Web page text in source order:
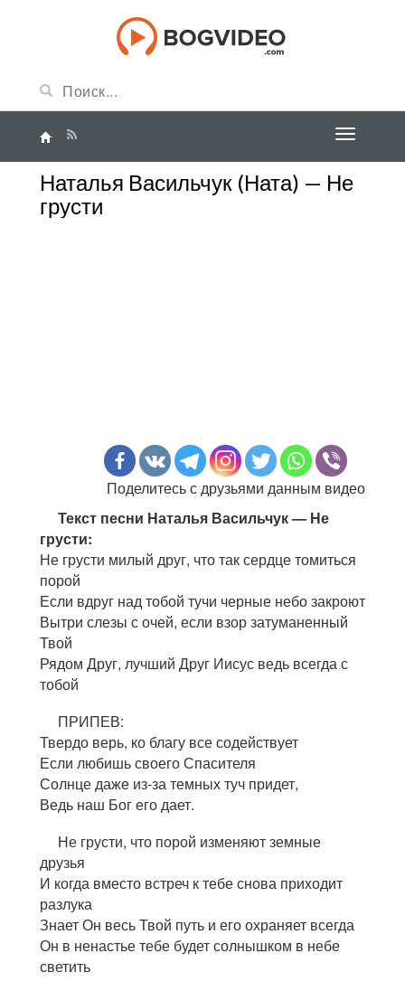
Наталья Васильчук (Ната) — Не
грусти
Поделитесь с друзьями данным видео
Текст песни Наталья Васильчук — Не
грусти:
Не грусти милый друг, что так сердце томиться
порой
Если вдруг над тобой тучи черные небо закроют
Вытри слезы с очей, если взор затуманенный
Твой
Рядом Друг, лучший Друг Иисус ведь всегда с
тобой
ПРИПЕВ:
Твердо верь, ко благу все содействует
Если любишь своего Спасителя
Солнце даже из-за темных туч придет,
Ведь наш Бог его дает.
Не грусти, что порой изменяют земные
друзья
И когда вместо встреч к тебе снова приходит
разлука
Знает Он весь Твой путь и его охраняет всегда
Он в ненастье тебе будет солнышком в небе
светить